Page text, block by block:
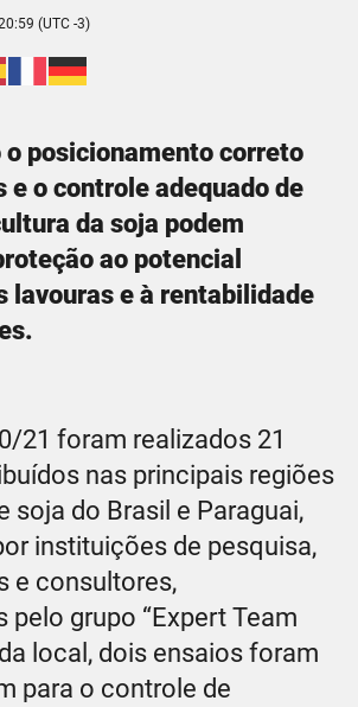
(UTC -3)
o posicionamento correto
e o controle adequado de
da soja podem
ao potencial
lavouras e à rentabilidade
21 foram realizados 21
nas principais regiões
soja do Brasil e Paraguai,
instituições de pesquisa,
e consultores,
pelo grupo “Expert Team
local, dois ensaios foram
para o controle de